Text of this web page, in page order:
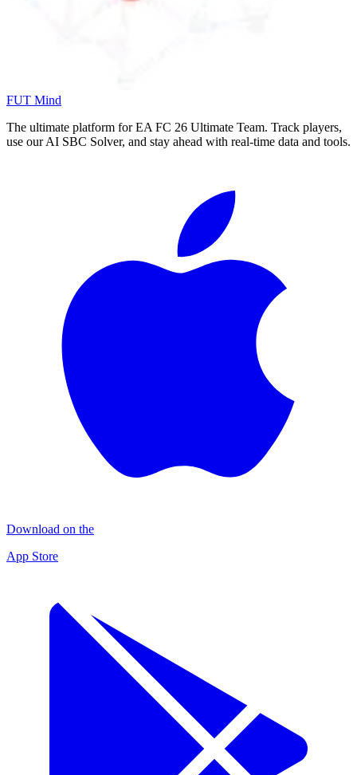
FUT Mind
The ultimate platform for EA FC 26 Ultimate Team. Track players,
use our AI SBC Solver, and stay ahead with real-time data and tools.
Download on the
App Store